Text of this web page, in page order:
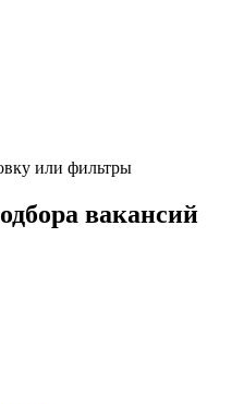
или фильтры
вакансий